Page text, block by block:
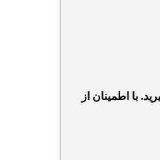
با اطمینان از